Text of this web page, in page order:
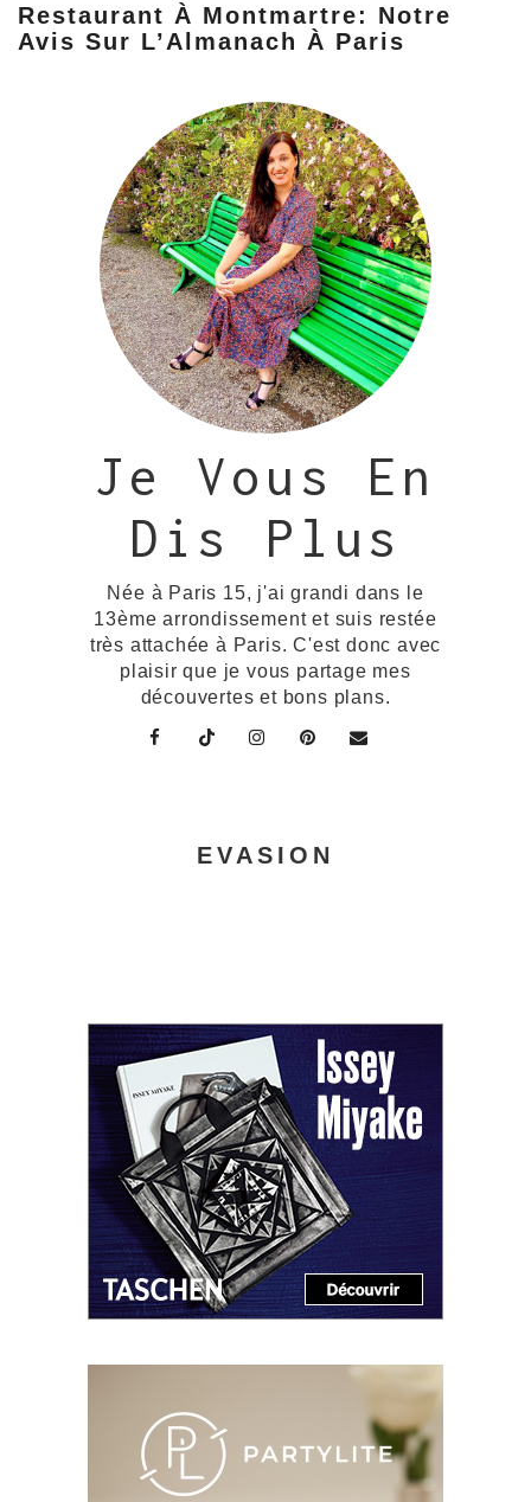
Restaurant À Montmartre: Notre
Avis Sur L’Almanach À Paris
Je Vous En
Dis Plus
Née à Paris 15, j'ai grandi dans le
13ème arrondissement et suis restée
très attachée à Paris. C'est donc avec
plaisir que je vous partage mes
découvertes et bons plans.
EVASION